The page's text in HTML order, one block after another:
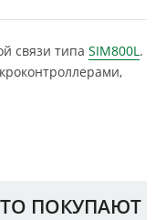
связи типа SIM800L .
ПОКУПАЮТ